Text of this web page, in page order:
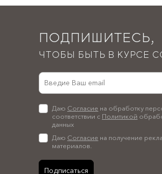
ПОДПИШИТЕСЬ,
ЧТОБЫ БЫТЬ В КУРСЕ
Даю Согласие на обработку
соответствии с Политикой
данных
Даю Согласие на получение
материалов.
Подписаться